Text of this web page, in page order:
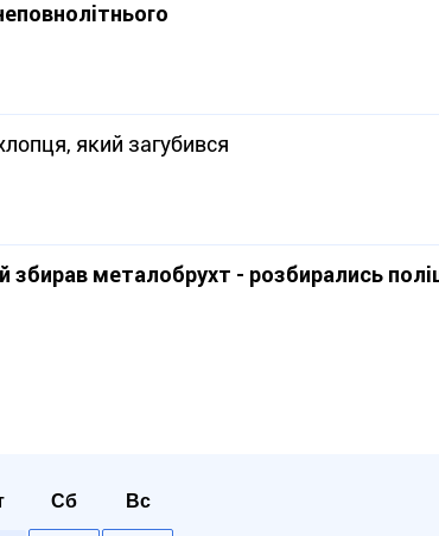
який загубився
металобрухт - розбирались
Сб Вс